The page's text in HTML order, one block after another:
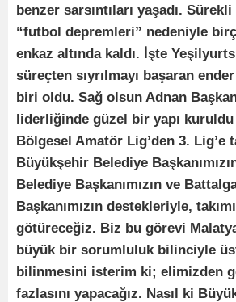
benzer sarsıntıları yaşadı.
“futbol depremleri” nedeniyle
enkaz altında kaldı. İşte
süreçten sıyrılmayı başaran
biri oldu. Sağ olsun Adnan
liderliğinde güzel bir yapı
Bölgesel Amatör Lig’den 3. Lig’e
Büyükşehir Belediye
Belediye Başkanımızın ve
Başkanımızın destekleriyle,
götüreceğiz. Biz bu görevi
büyük bir sorumluluk bilinciyle
bilinmesini isterim ki; elimizden
fazlasını yapacağız. Nasıl ki